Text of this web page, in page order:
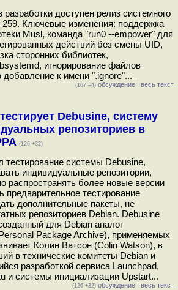
доступен релиз системного
Ключевые изменения: поддержка
Musl, команда "run0 --empower" для
действий без смены UID,
сторонних библиотек,
игнорирование файлов
добавление к имени ".ignore"...
(167 –4) обсуждение | весь текст
Debusine, систему
репозиториев в
(126 +32)
тестирование системы Debusine,
индивидуальные репозитории,
распространять более новые версии
предварительное тестирование
дополнительные пакеты, не
репозиториев Debian. Debusine
для Debian аналог
Package Archive), применяемых
Колин Ватсон (Colin Watson), в
в технические комитеты Debian и
разработкой сервиса Launchpad,
и системы инициализации Upstart...
(126 +32) обсуждение | весь текст